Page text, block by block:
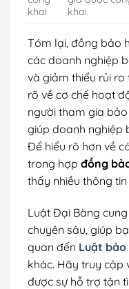
khai
khai.
Tóm lại, đồng bảo
các doanh nghiệp
và giảm thiểu rủi ro
rõ về cơ chế hoạt
người tham gia
giúp doanh nghiệp
Để hiểu rõ hơn về
trong hợp đồng
thấy nhiều thông
Luật Đại Bàng
chuyên sâu, giúp
quan đến Luật bảo
khác. Hãy truy cập
được sự hỗ trợ tận